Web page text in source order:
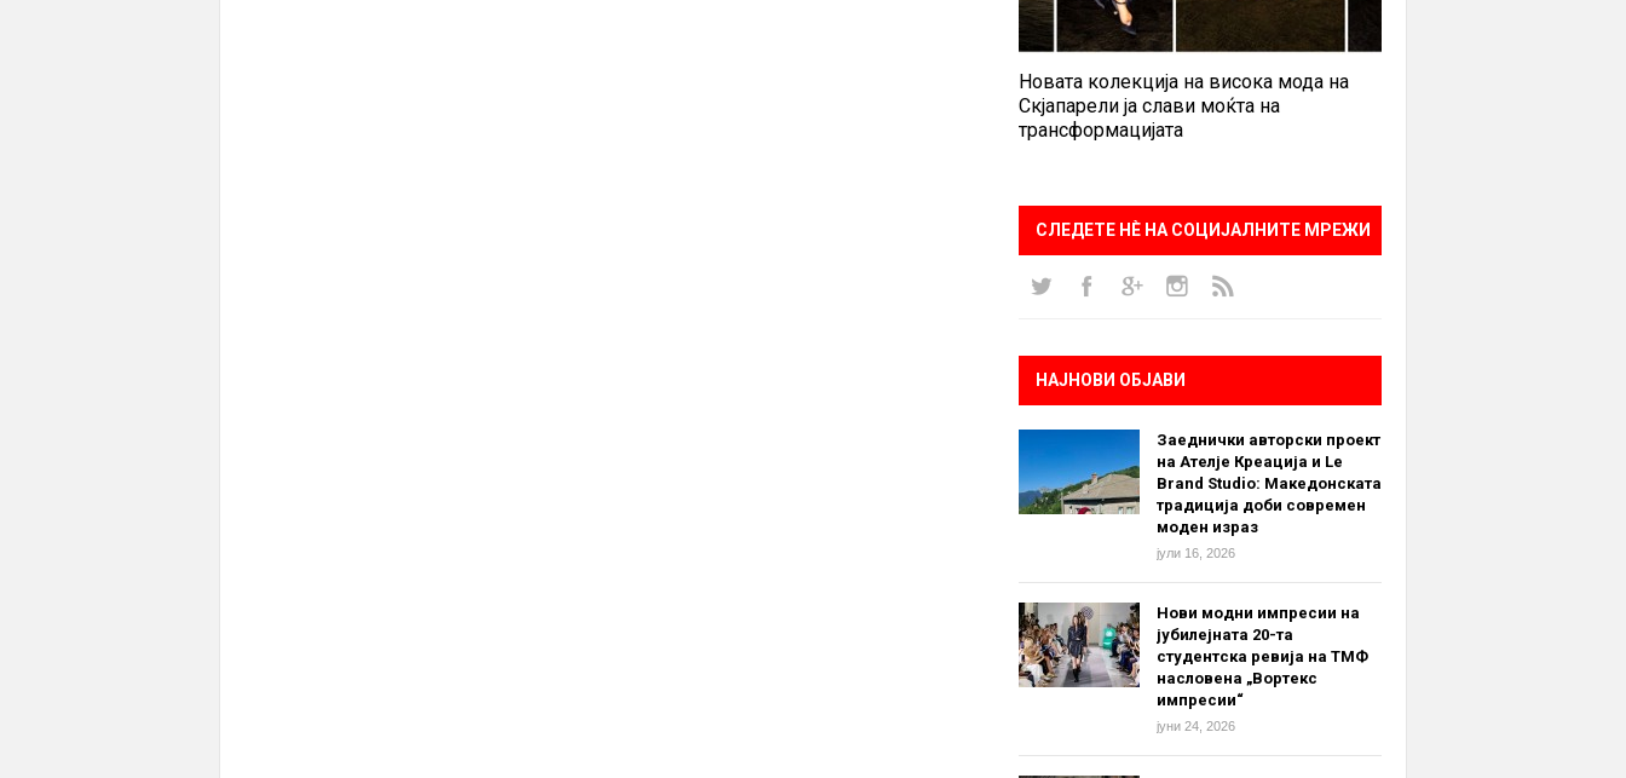
Новата колекција на висока мода на
Скјапарели ја слави моќта на
трансформацијата
СЛЕДЕТЕ НÈ НА СОЦИЈАЛНИТЕ МРЕЖИ
НАЈНОВИ ОБЈАВИ
Заеднички авторски проект
на Ателје Креација и Le
Brand Studio: Македонската
традиција доби современ
моден израз
јули 16, 2026
Нови модни импресии на
јубилејната 20-та
студентска ревија на ТМФ
насловена „Вортекс
импресии“
јуни 24, 2026